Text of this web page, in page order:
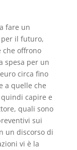
fare un
il futuro,
offrono
spesa per un
circa fino
a quelle che
capire e
quali sono
sui
un discorso di
vi è la